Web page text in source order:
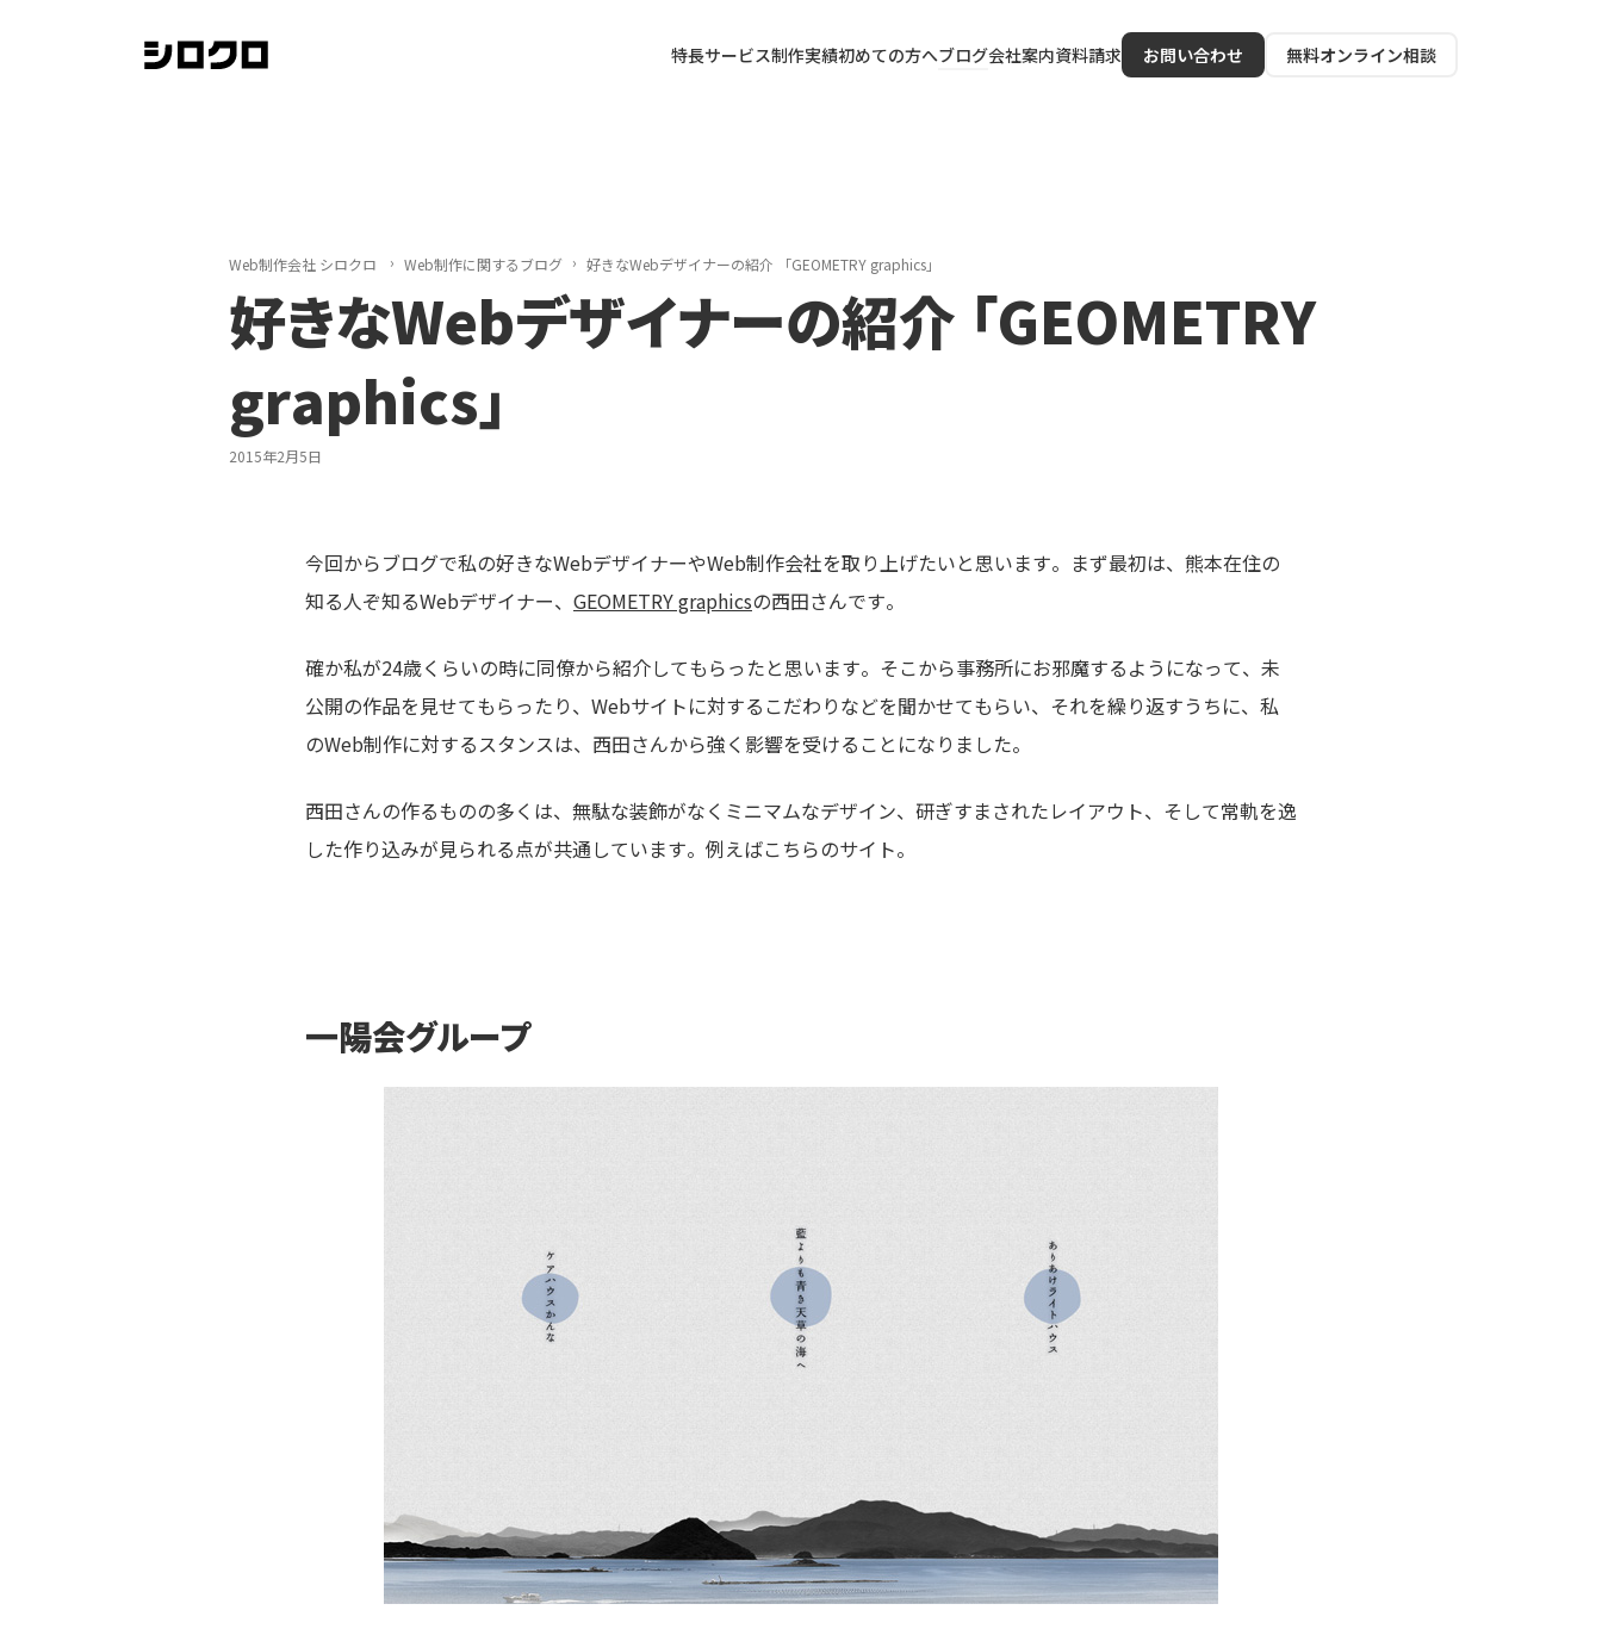
特長サービス制作実績初めての方へブログ会社案内資料請求 お問い合わせ 無料オンライン相談
Web制作会社 シロクロ Web制作に関するブログ 好きなWebデザイナーの紹介 「GEOMETRY graphics」
好きなWebデザイナーの紹介 「GEOMETRY
graphics」
2015年2月5日
今回からブログで私の好きなWebデザイナーやWeb制作会社を取り上げたいと思います。まず最初は、熊本在住の
知る人ぞ知るWebデザイナー、 GEOMETRY graphicsの西田さんです。
確か私が24歳くらいの時に同僚から紹介してもらったと思います。そこから事務所にお邪魔するようになって、未
公開の作品を見せてもらったり、Webサイトに対するこだわりなどを聞かせてもらい、それを繰り返すうちに、私
のWeb制作に対するスタンスは、西田さんから強く影響を受けることになりました。
西田さんの作るものの多くは、無駄な装飾がなくミニマムなデザイン、研ぎすまされたレイアウト、そして常軌を逸
した作り込みが見られる点が共通しています。例えばこちらのサイト。
一陽会グループ